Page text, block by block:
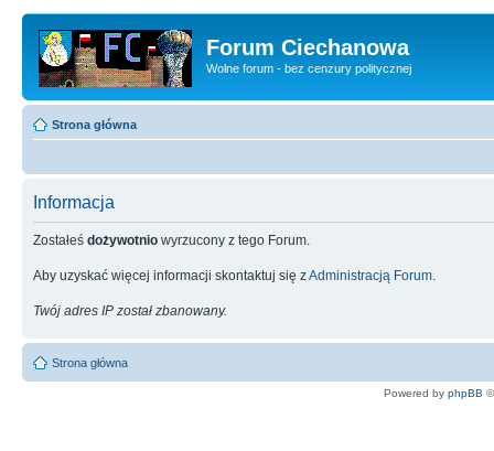
Forum Ciechanowa
Wolne forum - bez cenzury politycznej
Strona główna
Informacja
Zostałeś dożywotnio wyrzucony z tego Forum.
Aby uzyskać więcej informacji skontaktuj się zAdministracją Forum
Twój adres IP został zbanowany.
Strona główna
Powered by phpBB